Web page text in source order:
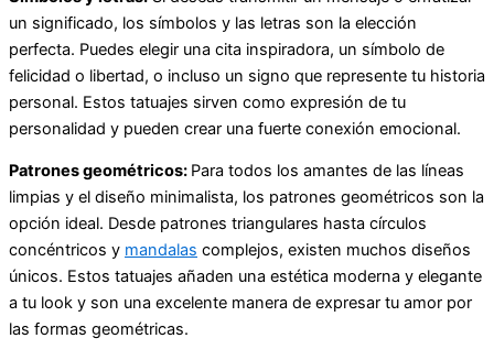
un significado, los símbolos y las letras son la elección
perfecta. Puedes elegir una cita inspiradora, un símbolo de
felicidad o libertad, o incluso un signo que represente tu historia
personal. Estos tatuajes sirven como expresión de tu
personalidad y pueden crear una fuerte conexión emocional.
Patrones geométricos: Para todos los amantes de las líneas
limpias y el diseño minimalista, los patrones geométricos son la
opción ideal. Desde patrones triangulares hasta círculos
concéntricos y mandalas complejos, existen muchos diseños
únicos. Estos tatuajes añaden una estética moderna y elegante
a tu look y son una excelente manera de expresar tu amor por
las formas geométricas.